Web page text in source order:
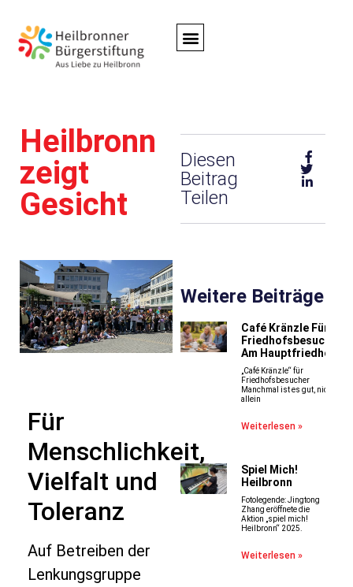
Heilbronn
zeigt
Gesicht
Für
Menschlichkeit,
Vielfalt und
Toleranz
Auf Betreiben der
Lenkungsgruppe
Diesen
Beitrag
Teilen
Weitere Beiträge
Café Kränzle Für
Friedhofsbesucher
Am Hauptfriedhof
„Café Kränzle“ für
Friedhofsbesucher
Manchmal ist es gut, nicht
allein
Weiterlesen »
Spiel Mich!
Heilbronn
Fotolegende: Jingtong
Zhang eröffnete die
Aktion „spiel mich!
Heilbronn“ 2025.
Weiterlesen »